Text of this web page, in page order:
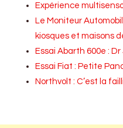
Expérience
Le Moniteur
kiosques et maisons
Essai Abarth 600e : Dr
Essai Fiat : Petite
Northvolt : C’est la